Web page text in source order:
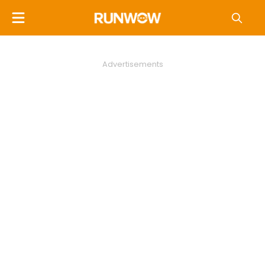
Advertisements